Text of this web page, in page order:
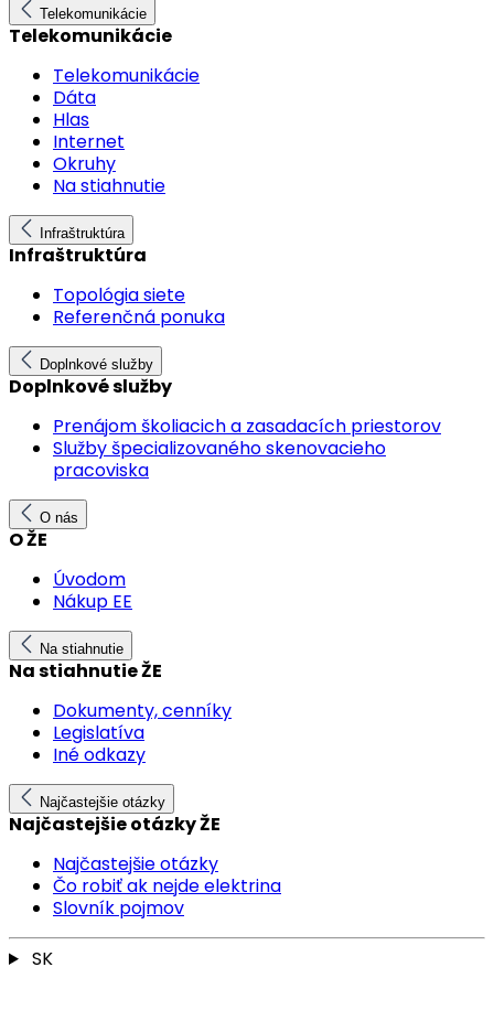
Telekomunikácie
Telekomunikácie
Telekomunikácie
Dáta
Hlas
Internet
Okruhy
Na stiahnutie
Infraštruktúra
Infraštruktúra
Topológia siete
Referenčná ponuka
Doplnkové služby
Doplnkové služby
Prenájom školiacich a zasadacích priestorov
Služby špecializovaného skenovacieho
pracoviska
O nás
O ŽE
Úvodom
Nákup EE
Na stiahnutie
Na stiahnutie ŽE
Dokumenty, cenníky
Legislatíva
Iné odkazy
Najčastejšie otázky
Najčastejšie otázky ŽE
Najčastejšie otázky
Čo robiť ak nejde elektrina
Slovník pojmov
SK